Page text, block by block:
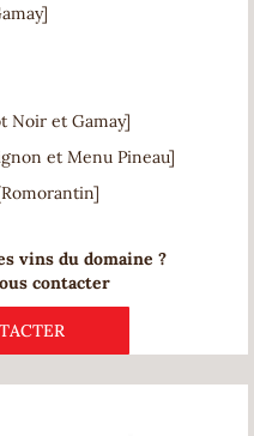
Noir et Gamay]
et Menu Pineau]
vins du domaine ?
contacter